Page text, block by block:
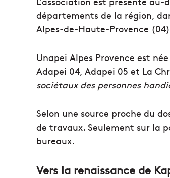
départements de la région,
Alpes-de-Haute-Provence
Unapei Alpes Provence est
Adapei 04, Adapei 05 et La
sociétaux des personnes
Selon une source proche du
de travaux. Seulement sur la
bureaux.
Vers la renaissance de